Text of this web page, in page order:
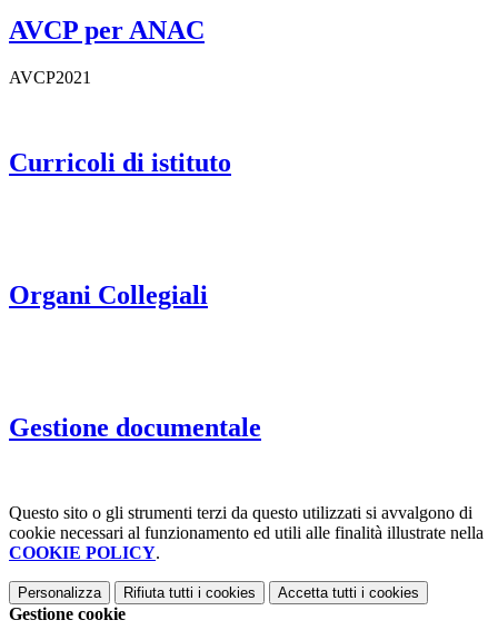
AVCP per ANAC
AVCP2021
Curricoli di istituto
Organi Collegiali
Gestione documentale
Questo sito o gli strumenti terzi da questo utilizzati si avvalgono di
cookie necessari al funzionamento ed utili alle finalità illustrate nella
COOKIE POLICY.
Personalizza Rifiuta tutti i cookies Accetta tutti i cookies
Gestione cookie